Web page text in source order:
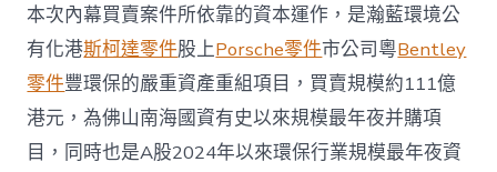
本次內幕買賣案件所依靠的資本運作，是瀚藍環境公
有化港斯柯達零件股上Porsche零件市公司粵Bentley
零件豐環保的嚴重資產重組項目，買賣規模約111億
港元，為佛山南海國資有史以來規模最年夜并購項
目，同時也是A股2024年以來環保行業規模最年夜資